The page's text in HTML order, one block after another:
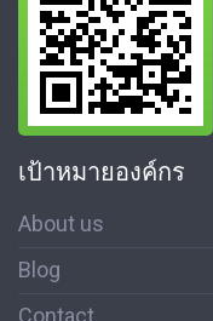
เป้าหมายองค์กร
About us
Blog
Contact